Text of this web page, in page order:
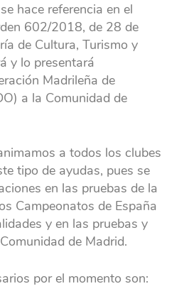
hace referencia en el
602/2018, de 28 de
de Cultura, Turismo y
y lo presentará
Madrileña de
a la Comunidad de
a todos los clubes
tipo de ayudas, pues se
en las pruebas de la
Campeonatos de España
y en las pruebas y
de Madrid.
por el momento son: